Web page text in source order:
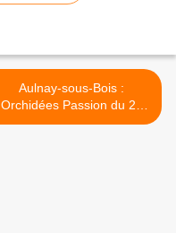
Aulnay-sous-Bois :
Orchidées Passion du 22
au 25 mars 2012 >